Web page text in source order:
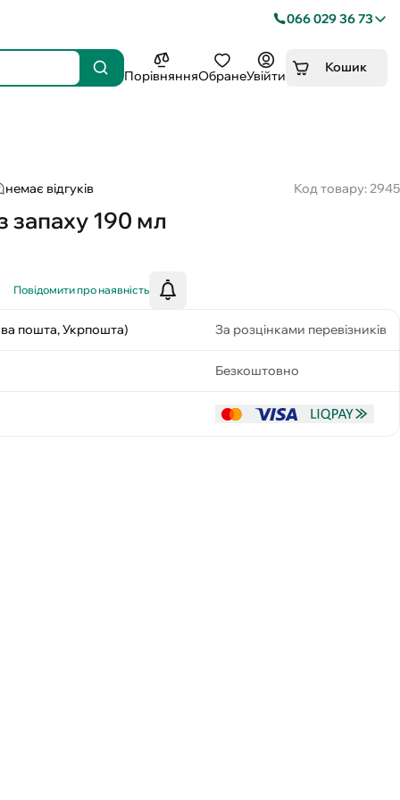
066 029 36 73
ПорівнянняОбранеУвійти
Кошик
немає відгуків Код товару: 2945
190 мл
Повідомити про наявність
пошта, Укрпошта) За розцінками перевізників
Безкоштовно